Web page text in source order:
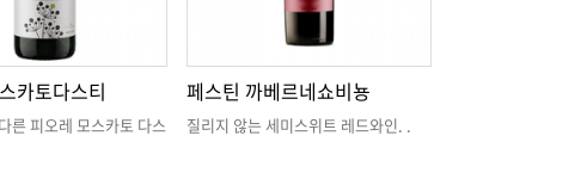
카토다스티 페스틴 까베르네쇼비뇽
질리지 않는 세미스위트 레드와인. .